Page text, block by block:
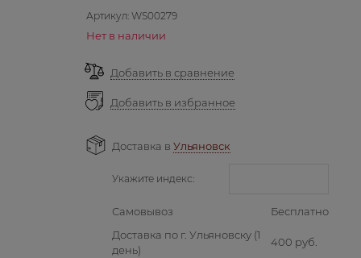
Артикул: WS00279
Нет в наличии
Добавить в сравнение
Добавить в избранное
Доставка в Ульяновск
Укажите индекс:
Самовывоз
Бесплатно
Доставка по г. Ульяновску (1
день)
400 руб.